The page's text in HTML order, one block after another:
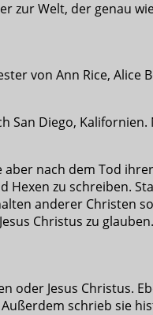
zur Welt, der genau
von Ann Rice,
San Diego,
nach dem Tod
zu schreiben.
anderer Christen
Christus zu glauben.
oder Jesus Christus.
schrieb sie